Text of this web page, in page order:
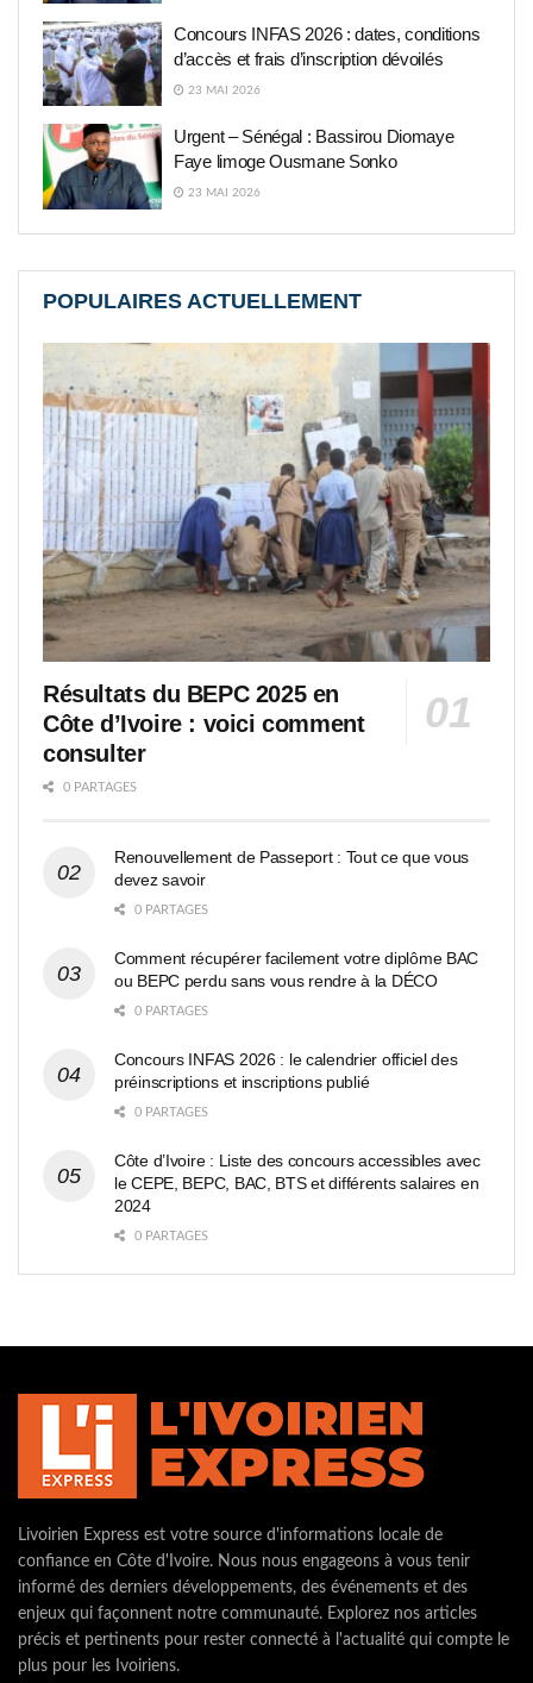
Concours INFAS 2026 : dates, conditions
d’accès et frais d’inscription dévoilés
23 MAI 2026
Urgent – Sénégal : Bassirou Diomaye
Faye limoge Ousmane Sonko
23 MAI 2026
POPULAIRES ACTUELLEMENT
Résultats du BEPC 2025 en
Côte d’Ivoire : voici comment
consulter
0 PARTAGES
Renouvellement de Passeport : Tout ce que vous
devez savoir
0 PARTAGES
Comment récupérer facilement votre diplôme BAC
ou BEPC perdu sans vous rendre à la DÉCO
0 PARTAGES
Concours INFAS 2026 : le calendrier officiel des
préinscriptions et inscriptions publié
0 PARTAGES
Côte d’Ivoire : Liste des concours accessibles avec
le CEPE, BEPC, BAC, BTS et différents salaires en
2024
0 PARTAGES
Livoirien Express est votre source d'informations locale de
confiance en Côte d'Ivoire. Nous nous engageons à vous tenir
informé des derniers développements, des événements et des
enjeux qui façonnent notre communauté. Explorez nos articles
précis et pertinents pour rester connecté à l'actualité qui compte le
plus pour les Ivoiriens.